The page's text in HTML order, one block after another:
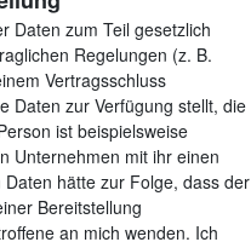
Daten zum Teil gesetzlich
Regelungen (z. B.
Vertragsschluss
Daten zur Verfügung stellt, die
ist beispielsweise
Unternehmen mit ihr einen
hätte zur Folge, dass der
Bereitstellung
an mich wenden. Ich